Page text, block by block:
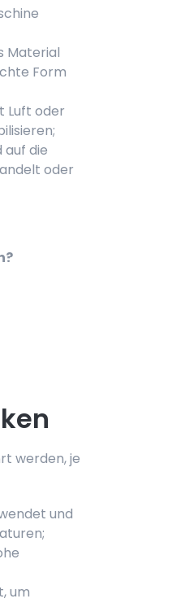
Material
Form
Luft oder
auf die
oder
werden, je
und
um